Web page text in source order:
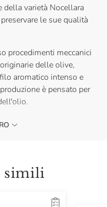
varietà Nocellara
le sue qualità
procedimenti meccanici
delle olive,
aromatico intenso e
è pensato per
e formaggi a crudo,
simili